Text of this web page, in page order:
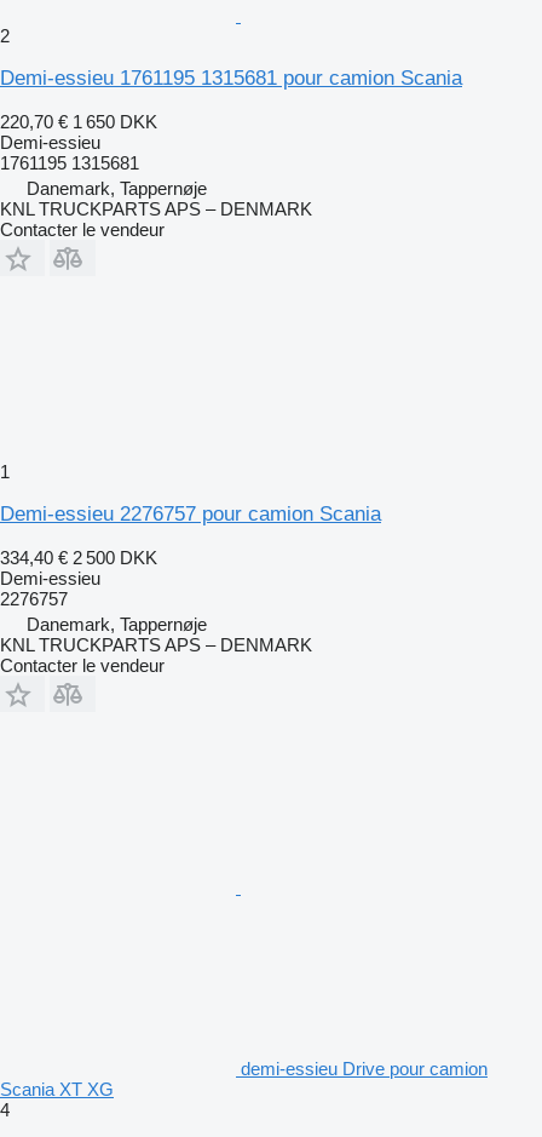
2
Demi-essieu 1761195 1315681 pour camion Scania
220,70 € 1 650 DKK
Demi-essieu
1761195 1315681
Danemark, Tappernøje
KNL TRUCKPARTS APS – DENMARK
Contacter le vendeur
1
Demi-essieu 2276757 pour camion Scania
334,40 € 2 500 DKK
Demi-essieu
2276757
Danemark, Tappernøje
KNL TRUCKPARTS APS – DENMARK
Contacter le vendeur
demi-essieu Drive pour camion
Scania XT XG
4